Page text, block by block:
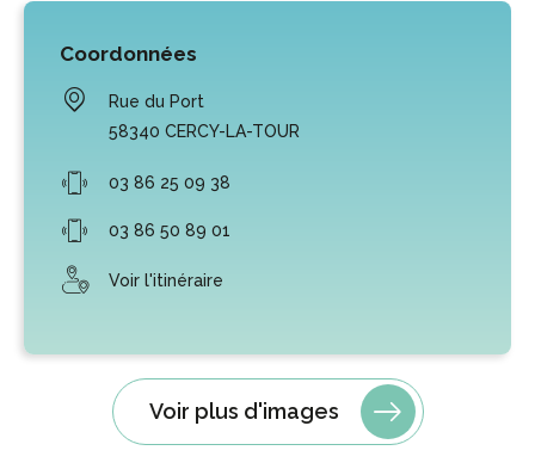
Coordonnées
Rue du Port
58340 CERCY-LA-TOUR
03 86 25 09 38
03 86 50 89 01
Voir l'itinéraire
Voir plus d'images